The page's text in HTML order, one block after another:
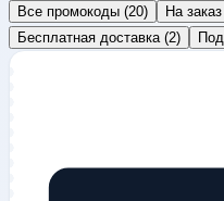
Все промокоды (20) На заказ
Бесплатная доставка (2)